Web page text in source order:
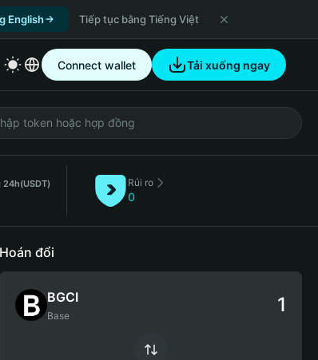
English Tiếp tục bằng Tiếng Việt
Connect wallet Tải xuống ngay
24h(USDT) Rủi ro
0
Hoán đổi
BGCI
Base